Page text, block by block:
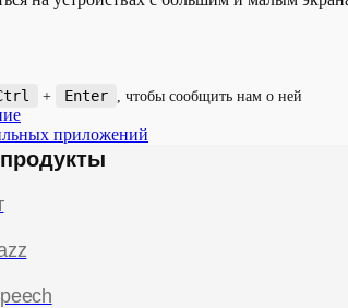
+ Enter , чтобы сообщить нам о ней
приложений